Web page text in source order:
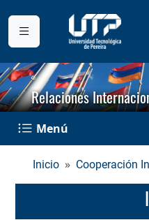
Relaciones
Menú
Inicio Cooperación